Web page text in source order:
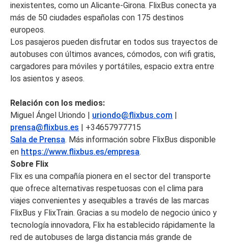
inexistentes, como un Alicante-Girona. FlixBus conecta ya
más de 50 ciudades españolas con 175 destinos
europeos.
Los pasajeros pueden disfrutar en todos sus trayectos de
autobuses con últimos avances, cómodos, con wifi gratis,
cargadores para móviles y portátiles, espacio extra entre
los asientos y aseos.
Relación con los medios:
Miguel Ángel Uriondo | uriondo@flixbus.com
prensa@flixbus.es | +34657977715
Sala de Prensa. Más información sobre FlixBus disponible
en https://www.flixbus.es/empresa.
Sobre Flix
Flix es una compañía pionera en el sector del transporte
que ofrece alternativas respetuosas con el clima para
viajes convenientes y asequibles a través de las marcas
FlixBus y FlixTrain. Gracias a su modelo de negocio único y
tecnología innovadora, Flix ha establecido rápidamente la
red de autobuses de larga distancia más grande de